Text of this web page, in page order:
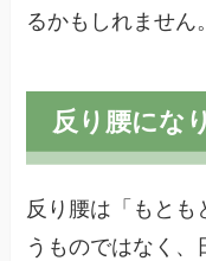
るかもしれません。
反り腰にな
反り腰は「もとも
うものではなく